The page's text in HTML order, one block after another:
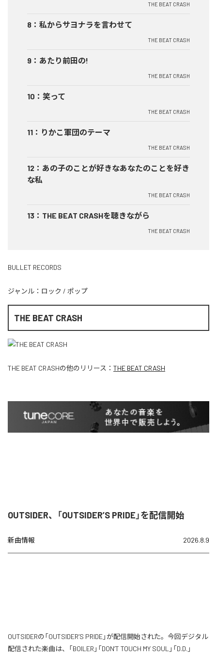
THE BEAT CRASH
8 ： 私からサヨナラを言わせて
THE BEAT CRASH
9 ： あたり前田の!
THE BEAT CRASH
10 ： 笑って
THE BEAT CRASH
11 ： りかこ軍団のテーマ
THE BEAT CRASH
12 ： あの子のことが好きなあなたのことを好き
な私
THE BEAT CRASH
13 ： THE BEAT CRASHを聴きながら
THE BEAT CRASH
BULLET RECORDS
ジャンル： ロック / ポップ
THE BEAT CRASH
THE BEAT CRASHの他のリリース： THE BEAT CRASH
OUTSIDER、「OUTSIDER’S PRIDE」を配信開始
新曲情報 2026.8.9
OUTSIDERの「OUTSIDER’S PRIDE」が配信開始された。今回デジタル
配信された楽曲は、「BOILER」「DON’T TOUCH MY SOUL」「D.D.」